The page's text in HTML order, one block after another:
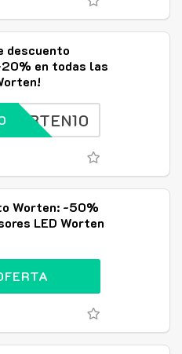
descuento
en todas las
WORTEN10
Worten: -50%
LED Worten